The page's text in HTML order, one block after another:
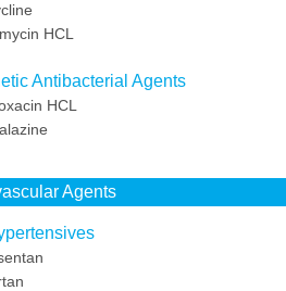
HCL
Antibacterial Agents
HCL
Agents